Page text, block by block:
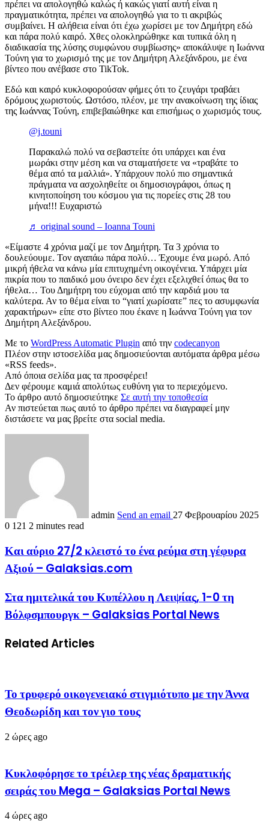
πρέπει να απολογηθώ καλώς ή κακώς γιατί αυτή είναι η
πραγματικότητα, πρέπει να απολογηθώ για το τι ακριβώς
συμβαίνει. Η αλήθεια είναι ότι έχω χωρίσει με τον Δημήτρη εδώ
και πάρα πολύ καιρό. Χθες ολοκληρώθηκε και τυπικά όλη η
διαδικασία της λύσης συμφώνου συμβίωσης» αποκάλυψε η Ιωάννα
Τούνη για το χωρισμό της με τον Δημήτρη Αλεξάνδρου, με ένα
βίντεο που ανέβασε στο TikTok.
Εδώ και καιρό κυκλοφορούσαν φήμες ότι το ζευγάρι τραβάει
δρόμους χωριστούς. Ωστόσο, πλέον, με την ανακοίνωση της ίδιας
της Ιωάννας Τούνη, επιβεβαιώθηκε και επισήμως ο χωρισμός τους.
@j.touni
Παρακαλώ πολύ να σεβαστείτε ότι υπάρχει και ένα
μωράκι στην μέση και να σταματήσετε να «τραβάτε το
θέμα από τα μαλλιά». Υπάρχουν πολύ πιο σημαντικά
πράγματα να ασχοληθείτε οι δημοσιογράφοι, όπως η
κινητοποίηση του κόσμου για τις πορείες στις 28 του
μήνα!!! Ευχαριστώ
♬ original sound – Ioanna Touni
«Είμαστε 4 χρόνια μαζί με τον Δημήτρη. Τα 3 χρόνια το
δουλεύουμε. Τον αγαπάω πάρα πολύ… Έχουμε ένα μωρό. Από
μικρή ήθελα να κάνω μία επιτυχημένη οικογένεια. Υπάρχει μία
πικρία που το παιδικό μου όνειρο δεν έχει εξελιχθεί όπως θα το
ήθελα… Του Δημήτρη του εύχομαι από την καρδιά μου τα
καλύτερα. Αν το θέμα είναι το “γιατί χωρίσατε” πες το ασυμφωνία
χαρακτήρων» είπε στο βίντεο που έκανε η Ιωάννα Τούνη για τον
Δημήτρη Αλεξάνδρου.
Με το WordPress Automatic Plugin από την codecanyon
Πλέον στην ιστοσελίδα μας δημοσιεύονται αυτόματα άρθρα μέσω
«RSS feeds».
Από όποια σελίδα μας τα προσφέρει!
Δεν φέρουμε καμιά απολύτως ευθύνη για το περιεχόμενο.
Το άρθρο αυτό δημοσιεύτηκε Σε αυτή την τοποθεσία
Αν πιστεύεται πως αυτό το άρθρο πρέπει να διαγραφεί μην
διστάσετε να μας βρείτε στα social media.
admin Send an email 27 Φεβρουαρίου 2025
0 121 2 minutes read
Και αύριο 27/2 κλειστό το ένα ρεύμα στη γέφυρα
Αξιού – Galaksias.com
Στα ημιτελικά του Κυπέλλου η Λειψίας, 1-0 τη
Βόλφσμπουργκ – Galaksias Portal News
Related Articles
Το τρυφερό οικογενειακό στιγμιότυπο με την Άννα
Θεοδωρίδη και τον γιο τους
2 ώρες ago
Κυκλοφόρησε το τρέιλερ της νέας δραματικής
σειράς του Mega – Galaksias Portal News
4 ώρες ago